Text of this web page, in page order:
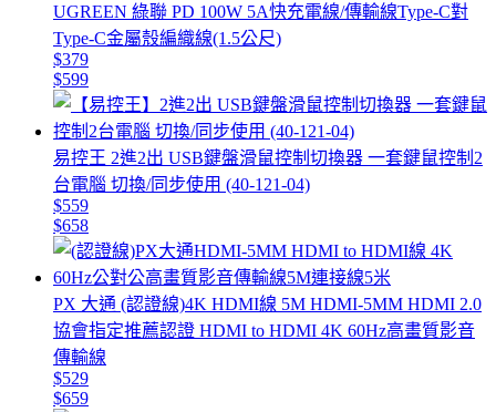
UGREEN 綠聯 PD 100W 5A快充電線/傳輸線Type-C對
Type-C金屬殼編織線(1.5公尺)
$379
$599
易控王 2進2出 USB鍵盤滑鼠控制切換器 一套鍵鼠控制2
台電腦 切換/同步使用 (40-121-04)
$559
$658
PX 大通 (認證線)4K HDMI線 5M HDMI-5MM HDMI 2.0
協會指定推薦認證 HDMI to HDMI 4K 60Hz高畫質影音
傳輸線
$529
$659